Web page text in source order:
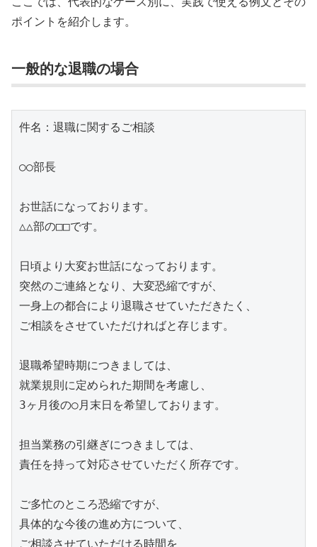
ポイントを紹介します。
一般的な退職の場合
件名：退職に関するご相談
○○部長
お世話になっております。
△△部の□□です。
日頃より大変お世話になっております。
突然のご連絡となり、大変恐縮ですが、
一身上の都合により退職させていただきたく、
ご相談をさせていただければと存じます。
退職希望時期につきましては、
就業規則に定められた期間を考慮し、
3ヶ月後の○月末日を希望しております。
担当業務の引継ぎにつきましては、
責任を持って対応させていただく所存です。
ご多忙のところ恐縮ですが、
具体的な今後の進め方について、
ご相談させていただける時間を